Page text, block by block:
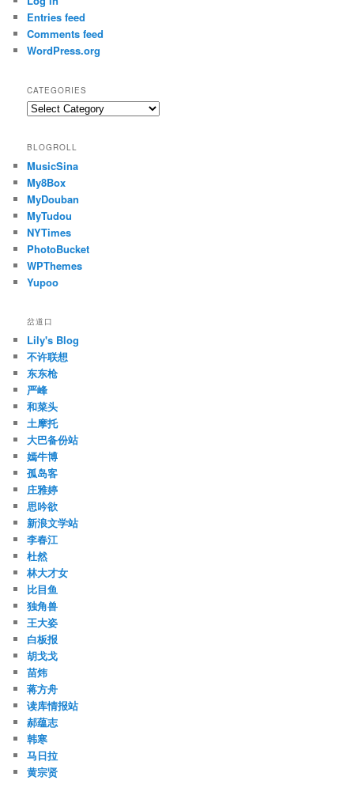
Entries feed
Comments feed
WordPress.org
CATEGORIES
Categories
BLOGROLL
MusicSina
My8Box
MyDouban
MyTudou
NYTimes
PhotoBucket
WPThemes
Yupoo
岔道口
Lily's Blog
不许联想
东东枪
严峰
和菜头
土摩托
大巴备份站
嫣牛博
孤岛客
庄雅婷
思吟欲
新浪文学站
李春江
杜然
林大才女
比目鱼
独角兽
王大姿
白板报
胡戈戈
苗炜
蒋方舟
读库情报站
郝蕴志
韩寒
马日拉
黄宗贤